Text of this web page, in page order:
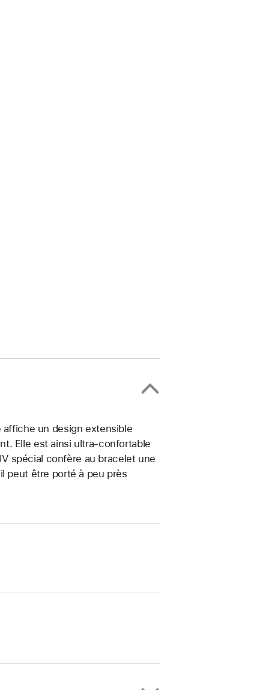
un design extensible
Elle est ainsi ultra-confortable
spécial confère au bracelet une
peut être porté à peu près